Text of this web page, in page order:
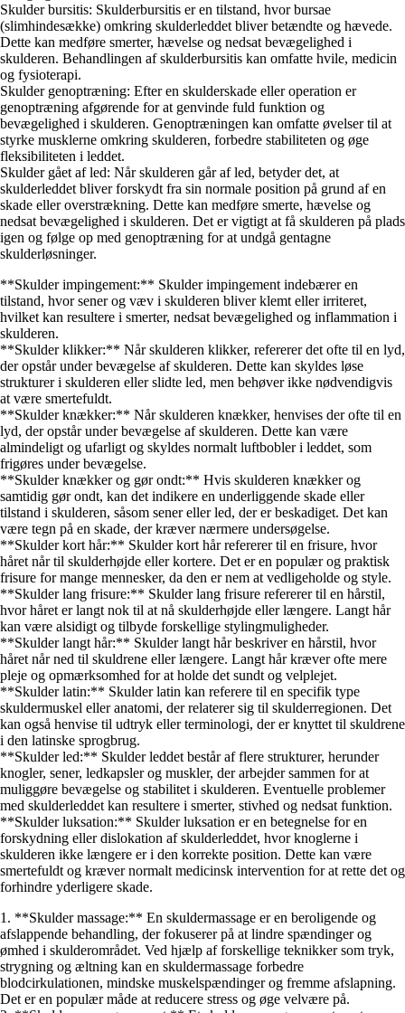
Skulder bursitis: Skulderbursitis er en tilstand, hvor bursae
(slimhindesække) omkring skulderleddet bliver betændte og hævede.
Dette kan medføre smerter, hævelse og nedsat bevægelighed i
skulderen. Behandlingen af skulderbursitis kan omfatte hvile, medicin
og fysioterapi.
Skulder genoptræning: Efter en skulderskade eller operation er
genoptræning afgørende for at genvinde fuld funktion og
bevægelighed i skulderen. Genoptræningen kan omfatte øvelser til at
styrke musklerne omkring skulderen, forbedre stabiliteten og øge
fleksibiliteten i leddet.
Skulder gået af led: Når skulderen går af led, betyder det, at
skulderleddet bliver forskydt fra sin normale position på grund af en
skade eller overstrækning. Dette kan medføre smerte, hævelse og
nedsat bevægelighed i skulderen. Det er vigtigt at få skulderen på plads
igen og følge op med genoptræning for at undgå gentagne
skulderløsninger.
**Skulder impingement:** Skulder impingement indebærer en
tilstand, hvor sener og væv i skulderen bliver klemt eller irriteret,
hvilket kan resultere i smerter, nedsat bevægelighed og inflammation i
skulderen.
**Skulder klikker:** Når skulderen klikker, refererer det ofte til en lyd,
der opstår under bevægelse af skulderen. Dette kan skyldes løse
strukturer i skulderen eller slidte led, men behøver ikke nødvendigvis
at være smertefuldt.
**Skulder knækker:** Når skulderen knækker, henvises der ofte til en
lyd, der opstår under bevægelse af skulderen. Dette kan være
almindeligt og ufarligt og skyldes normalt luftbobler i leddet, som
frigøres under bevægelse.
**Skulder knækker og gør ondt:** Hvis skulderen knækker og
samtidig gør ondt, kan det indikere en underliggende skade eller
tilstand i skulderen, såsom sener eller led, der er beskadiget. Det kan
være tegn på en skade, der kræver nærmere undersøgelse.
**Skulder kort hår:** Skulder kort hår refererer til en frisure, hvor
håret når til skulderhøjde eller kortere. Det er en populær og praktisk
frisure for mange mennesker, da den er nem at vedligeholde og style.
**Skulder lang frisure:** Skulder lang frisure refererer til en hårstil,
hvor håret er langt nok til at nå skulderhøjde eller længere. Langt hår
kan være alsidigt og tilbyde forskellige stylingmuligheder.
**Skulder langt hår:** Skulder langt hår beskriver en hårstil, hvor
håret når ned til skuldrene eller længere. Langt hår kræver ofte mere
pleje og opmærksomhed for at holde det sundt og velplejet.
**Skulder latin:** Skulder latin kan referere til en specifik type
skuldermuskel eller anatomi, der relaterer sig til skulderregionen. Det
kan også henvise til udtryk eller terminologi, der er knyttet til skuldrene
i den latinske sprogbrug.
**Skulder led:** Skulder leddet består af flere strukturer, herunder
knogler, sener, ledkapsler og muskler, der arbejder sammen for at
muliggøre bevægelse og stabilitet i skulderen. Eventuelle problemer
med skulderleddet kan resultere i smerter, stivhed og nedsat funktion.
**Skulder luksation:** Skulder luksation er en betegnelse for en
forskydning eller dislokation af skulderleddet, hvor knoglerne i
skulderen ikke længere er i den korrekte position. Dette kan være
smertefuldt og kræver normalt medicinsk intervention for at rette det og
forhindre yderligere skade.
1. **Skulder massage:** En skuldermassage er en beroligende og
afslappende behandling, der fokuserer på at lindre spændinger og
ømhed i skulderområdet. Ved hjælp af forskellige teknikker som tryk,
strygning og æltning kan en skuldermassage forbedre
blodcirkulationen, mindske muskelspændinger og fremme afslapning.
Det er en populær måde at reducere stress og øge velvære på.